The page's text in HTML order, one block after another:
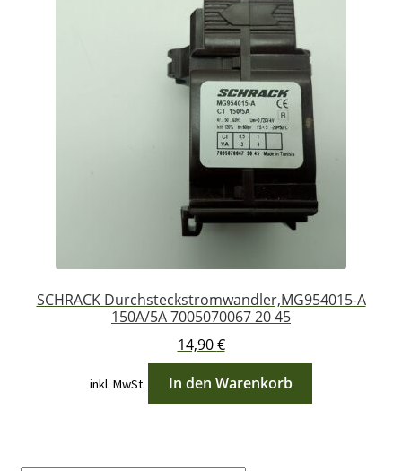
SCHRACK Durchsteckstromwandler,MG954015-A
150A/5A 7005070067 20 45
14,90€
inkl. MwSt. In den Warenkorb